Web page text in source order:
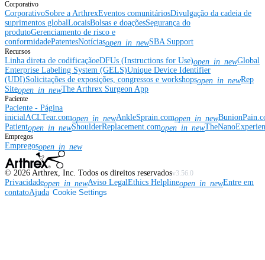
Corporativo
CorporativoSobre a ArthrexEventos comunitáriosDivulgação da cadeia de
suprimentos globalLocaisBolsas e doaçõesSegurança do
produtoGerenciamento de risco e
conformidadePatentesNotíciasopen_in_newSBA Support
Recursos
Linha direta de codificaçãoeDFUs (Instructions for Use)open_in_newGlobal
Enterprise Labeling System (GELS)Unique Device Identifier
(UDI)Solicitações de exposições, congressos e workshopsopen_in_newRep
Siteopen_in_newThe Arthrex Surgeon App
Paciente
Paciente - Página
inicialACLTear.comopen_in_newAnkleSprain.comopen_in_new
Patientopen_in_newShoulderReplacement.comopen_in_new
Empregos
Empregosopen_in_new
© 2026 Arthrex, Inc. Todos os direitos reservadosv3.56.0
Privacidadeopen_in_newAviso LegalEthics Helplineopen_in_newEntre em
contatoAjuda Cookie Settings